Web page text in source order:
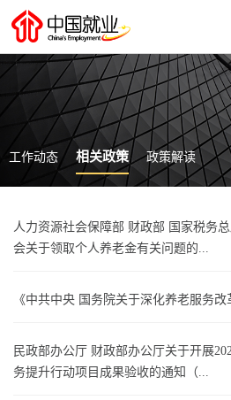
工作动态 相关政策 政策解读
人力资源社会保障部 财政部 国家税务
会关于领取个人养老金有关问题的...
《中共中央 国务院关于深化养老服务
民政部办公厅 财政部办公厅关于开展
务提升行动项目成果验收的通知（...